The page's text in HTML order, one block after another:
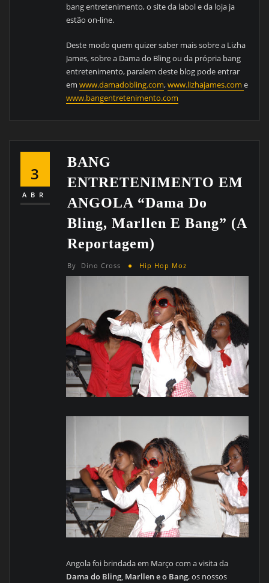
bang entretenimento, o site da labol e da loja ja
estão on-line.
Deste modo quem quizer saber mais sobre a Lizha
James, sobre a Dama do Bling ou da própria bang
entretenimento, paralem deste blog pode entrar
emwww.damadobling.com,www.lizhajames.come
www.bangentretenimento.com
3
ABR
BANG
ENTRETENIMENTO EM
ANGOLA “Dama Do
Bling, Marllen E Bang” (a
Reportagem)
By Dino Cross Hip Hop Moz
Angola foi brindada em Março com a visita da
Dama do Bling, Marllen e o Bang, os nossos